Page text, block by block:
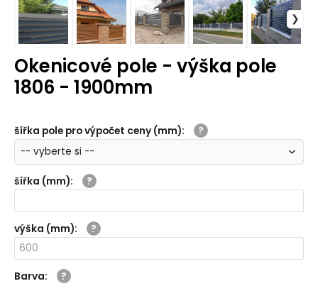
Okenicové pole - výška pole
1806 - 1900mm
šířka pole pro výpočet ceny (mm):
šířka (mm):
výška (mm):
Barva: